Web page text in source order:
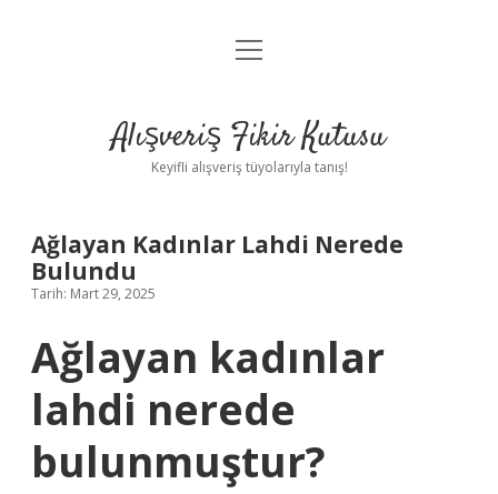
Anasayfa
Yasal Uyarı
menüyü
Alışveriş Fikir Kutusu
Keyifli alışveriş tüyolarıyla tanış!
Ağlayan Kadınlar Lahdi Nerede
Bulundu
Tarih: Mart 29, 2025
Ağlayan kadınlar
lahdi nerede
bulunmuştur?